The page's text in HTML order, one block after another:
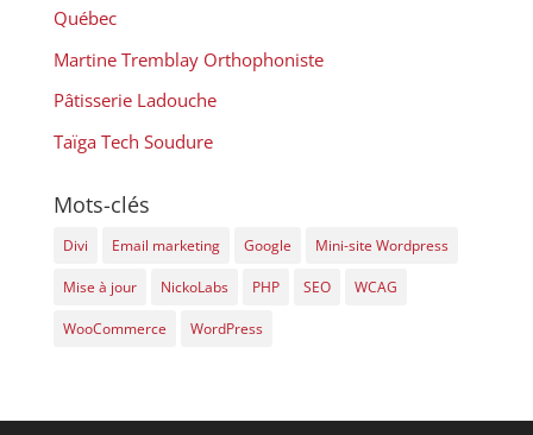
Québec
Martine Tremblay Orthophoniste
Pâtisserie Ladouche
Taïga Tech Soudure
Mots-clés
Divi Email marketing Google Mini-site Wordpress
Mise à jour NickoLabs PHP SEO WCAG
WooCommerce WordPress